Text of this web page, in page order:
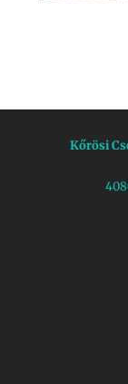
Kőrösi